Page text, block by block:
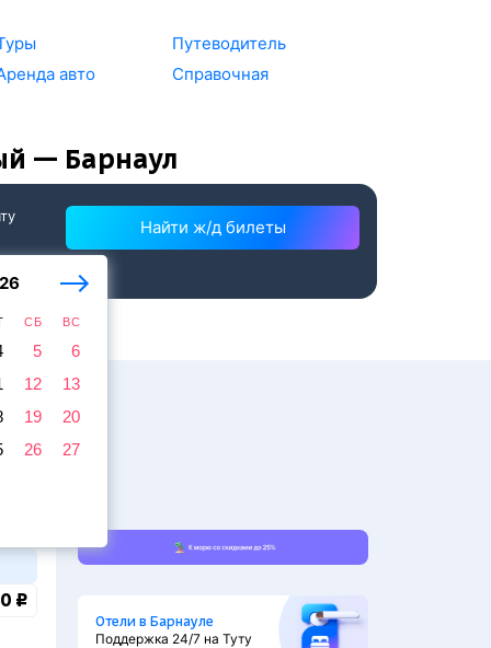
авто
Путеводитель
Справочная
— Барнаул
СБ ВС
5
6
12
13
19
20
26
27
Найти ж/д билеты
₽
Отели в Барнауле
Поддержка 24/7 на Туту